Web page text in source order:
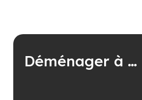
Déménager à …